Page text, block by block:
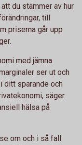
du stämmer av hur
till
priserna går upp
med jämna
ser ut och
ditt sparande och
säger
hälsa på
om och i så fall